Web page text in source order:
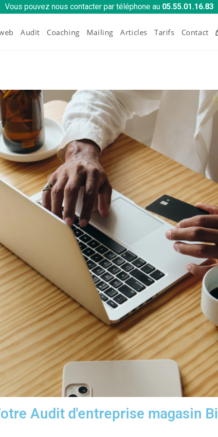
Vous pouvez nous contacter par téléphone au 05.55.01.16.83
Audit Coaching Mailing Articles Tarifs Contact
Audit d'entreprise magasin